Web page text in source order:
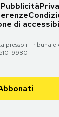
Pubblicità
di
presso il Tribunale
9980